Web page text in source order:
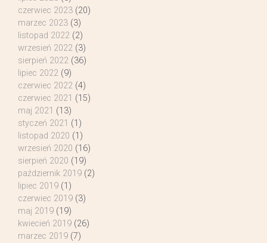
czerwiec 2023 (20)
marzec 2023 (3)
listopad 2022 (2)
wrzesień 2022 (3)
sierpień 2022 (36)
lipiec 2022 (9)
czerwiec 2022 (4)
czerwiec 2021 (15)
maj 2021 (13)
styczeń 2021 (1)
listopad 2020 (1)
wrzesień 2020 (16)
sierpień 2020 (19)
październik 2019 (2)
lipiec 2019 (1)
czerwiec 2019 (3)
maj 2019 (19)
kwiecień 2019 (26)
marzec 2019 (7)